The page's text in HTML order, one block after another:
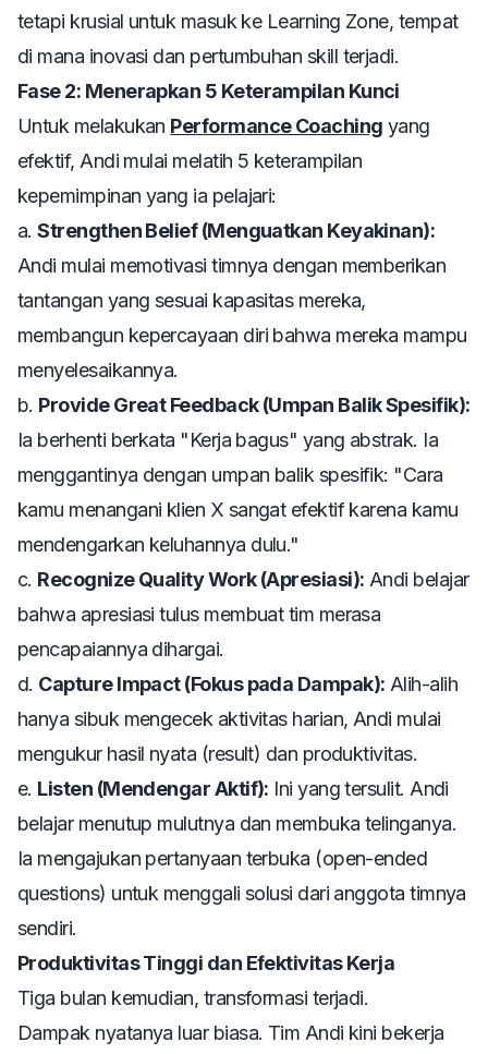
tetapi krusial untuk masuk ke Learning Zone, tempat
di mana inovasi dan pertumbuhan skill terjadi.
Fase 2: Menerapkan 5 Keterampilan Kunci
Untuk melakukan Performance Coaching yang
efektif, Andi mulai melatih 5 keterampilan
kepemimpinan yang ia pelajari:
a.Strengthen Belief (Menguatkan Keyakinan):
Andi mulai memotivasi timnya dengan memberikan
tantangan yang sesuai kapasitas mereka,
membangun kepercayaan diri bahwa mereka mampu
menyelesaikannya.
b. Provide Great Feedback (Umpan Balik Spesifik):
Ia berhenti berkata "Kerja bagus" yang abstrak. Ia
menggantinya dengan umpan balik spesifik: "Cara
kamu menangani klien X sangat efektif karena kamu
mendengarkan keluhannya dulu."
c. Recognize Quality Work (Apresiasi): Andi belajar
bahwa apresiasi tulus membuat tim merasa
pencapaiannya dihargai.
d. Capture Impact (Fokus pada Dampak): Alih-alih
hanya sibuk mengecek aktivitas harian, Andi mulai
mengukur hasil nyata (result) dan produktivitas.
e. Listen (Mendengar Aktif): Ini yang tersulit. Andi
belajar menutup mulutnya dan membuka telinganya.
Ia mengajukan pertanyaan terbuka (open-ended
questions) untuk menggali solusi dari anggota timnya
sendiri.
Produktivitas Tinggi dan Efektivitas Kerja
Tiga bulan kemudian, transformasi terjadi.
Dampak nyatanya luar biasa. Tim Andi kini bekerja